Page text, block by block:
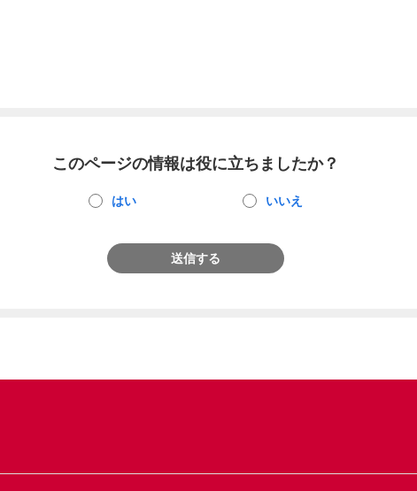
このページの情報は役に立ちましたか？
はい いいえ
送信する